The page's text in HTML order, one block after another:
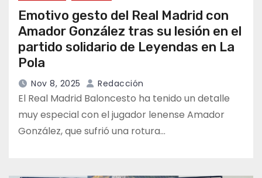
Emotivo gesto del Real Madrid con
Amador González tras su lesión en el
partido solidario de Leyendas en La
Pola
Nov 8, 2025 Redacción
El Real Madrid Baloncesto ha tenido un detalle
muy especial con el jugador lenense Amador
González, que sufrió una rotura…